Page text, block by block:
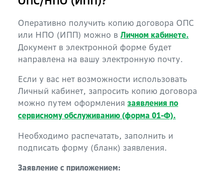
Оперативно получить копию договора ОПС
или НПО (ИПП) можно в Личном кабинете.
Документ в электронной форме будет
направлена на вашу электронную почту.
Если у вас нет возможности использовать
Личный кабинет, запросить копию договора
можно путем оформления заявления по
сервисному обслуживанию (форма 01-Ф).
Необходимо распечатать, заполнить и
подписать форму (бланк) заявления.
Заявление с приложением: